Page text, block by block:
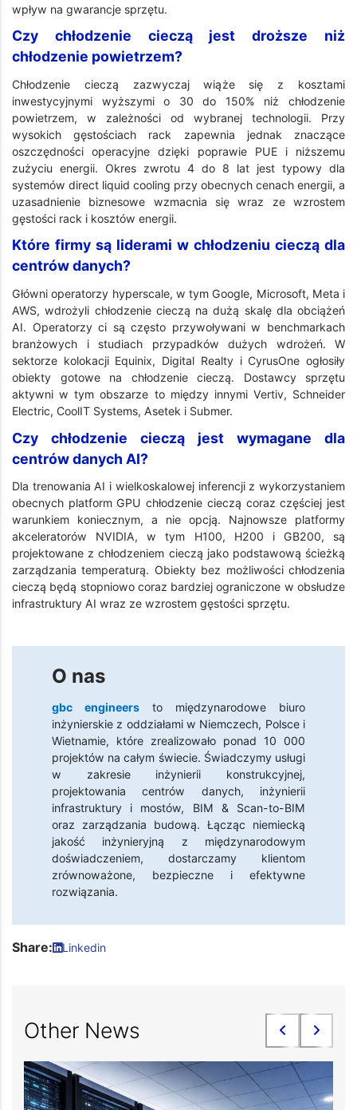
wpływ na gwarancje sprzętu.
Czy chłodzenie cieczą jest droższe niż
chłodzenie powietrzem?
Chłodzenie cieczą zazwyczaj wiąże się z kosztami
inwestycyjnymi wyższymi o 30 do 150% niż chłodzenie
powietrzem, w zależności od wybranej technologii. Przy
wysokich gęstościach rack zapewnia jednak znaczące
oszczędności operacyjne dzięki poprawie PUE i niższemu
zużyciu energii. Okres zwrotu 4 do 8 lat jest typowy dla
systemów direct liquid cooling przy obecnych cenach energii, a
uzasadnienie biznesowe wzmacnia się wraz ze wzrostem
gęstości rack i kosztów energii.
Które firmy są liderami w chłodzeniu cieczą dla
centrów danych?
Główni operatorzy hyperscale, w tym Google, Microsoft, Meta i
AWS, wdrożyli chłodzenie cieczą na dużą skalę dla obciążeń
AI. Operatorzy ci są często przywoływani w benchmarkach
branżowych i studiach przypadków dużych wdrożeń. W
sektorze kolokacji Equinix, Digital Realty i CyrusOne ogłosiły
obiekty gotowe na chłodzenie cieczą. Dostawcy sprzętu
aktywni w tym obszarze to między innymi Vertiv, Schneider
Electric, CoolIT Systems, Asetek i Submer.
Czy chłodzenie cieczą jest wymagane dla
centrów danych AI?
Dla trenowania AI i wielkoskalowej inferencji z wykorzystaniem
obecnych platform GPU chłodzenie cieczą coraz częściej jest
warunkiem koniecznym, a nie opcją. Najnowsze platformy
akceleratorów NVIDIA, w tym H100, H200 i GB200, są
projektowane z chłodzeniem cieczą jako podstawową ścieżką
zarządzania temperaturą. Obiekty bez możliwości chłodzenia
cieczą będą stopniowo coraz bardziej ograniczone w obsłudze
infrastruktury AI wraz ze wzrostem gęstości sprzętu.
O nas
gbc engineers to międzynarodowe biuro
inżynierskie z oddziałami w Niemczech, Polsce i
Wietnamie, które zrealizowało ponad 10 000
projektów na całym świecie. Świadczymy usługi
w zakresie inżynierii konstrukcyjnej,
projektowania centrów danych, inżynierii
infrastruktury i mostów, BIM & Scan-to-BIM
oraz zarządzania budową. Łącząc niemiecką
jakość inżynieryjną z międzynarodowym
doświadczeniem, dostarczamy klientom
zrównoważone, bezpieczne i efektywne
rozwiązania.
Share: Linkedin
Other News